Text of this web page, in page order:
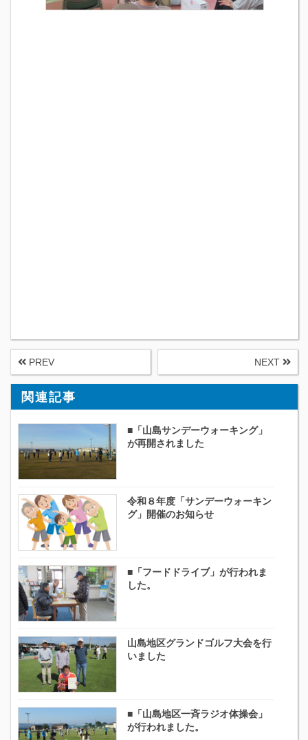
PREV NEXT
関連記事
■「山島サンデーウォーキング」
が再開されました
令和８年度「サンデーウォーキン
グ」開催のお知らせ
■「フードドライブ」が行われま
した。
山島地区グランドゴルフ大会を行
いました
■「山島地区一斉ラジオ体操会」
が行われました。